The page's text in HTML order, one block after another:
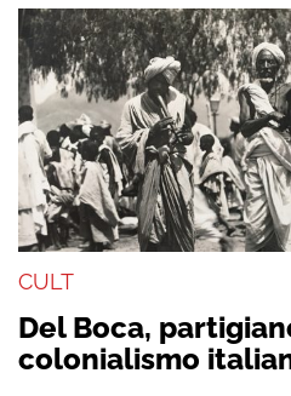
CULT
Del Boca,
colonialismo